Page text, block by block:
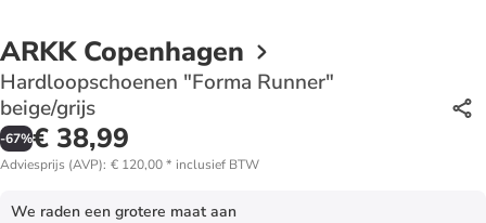
ARKK Copenhagen
Hardloopschoenen "Forma Runner"
beige/grijs
-67%€ 38,99
Adviesprijs (AVP): € 120,00* inclusief BTW
We raden een grotere maat aan